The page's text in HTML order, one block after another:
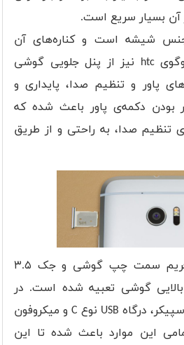
آن بسیار سریع است.
شیشه است و کناره‌های آن
خمیدگی کوچکی دارد. لوگوی htc نیز از پنل جلویی گوشی
پاور و تنظیم صدا، پایداری و
بودن دکمه‌ی پاور باعث شده که
صدا، به راحتی و از طریق
درگاه کارت حافظه در فریم سمت چپ گوشی و جک ۳.۵
گوشی تعبیه شده است. در
فریم پایینی گوشی نیز اسپیکر، درگاه USB نوع C و میکروفون
این موارد باعث شده تا این